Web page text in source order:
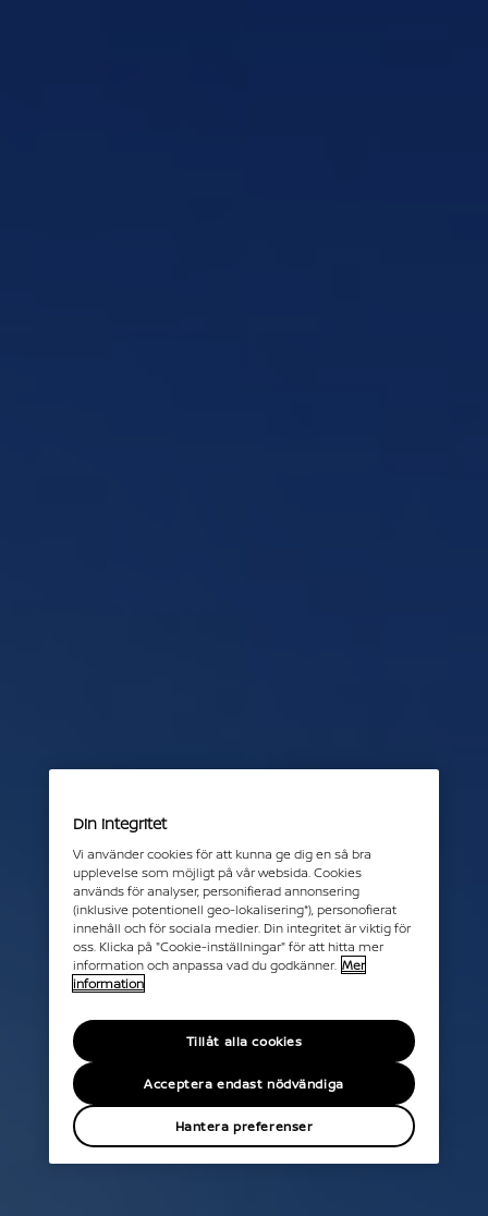
Din integritet
Vi använder cookies för att kunna ge dig en så bra
upplevelse som möjligt på vår websida. Cookies
används för analyser, personifierad annonsering
(inklusive potentionell geo-lokalisering*), personofierat
innehåll och för sociala medier. Din integritet är viktig för
oss. Klicka på "Cookie-inställningar" för att hitta mer
information och anpassa vad du godkänner. Mer
information
Hantera preferenser
Acceptera endast nödvändiga
Tillåt alla cookies